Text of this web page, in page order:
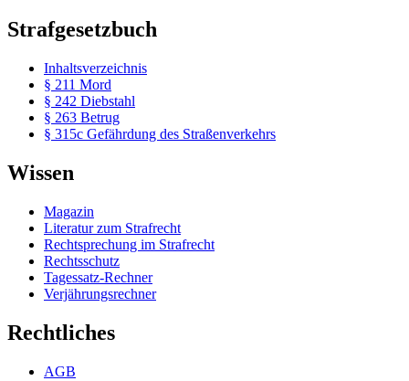
Strafgesetzbuch
Inhaltsverzeichnis
§ 211 Mord
§ 242 Diebstahl
§ 263 Betrug
§ 315c Gefährdung des Straßenverkehrs
Wissen
Magazin
Literatur zum Strafrecht
Rechtsprechung im Strafrecht
Rechtsschutz
Tagessatz-Rechner
Verjährungsrechner
Rechtliches
AGB